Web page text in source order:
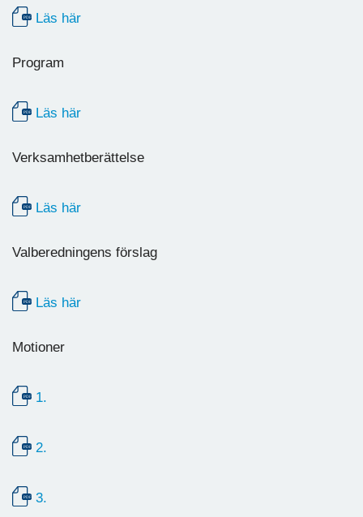
Läs här
Program
Läs här
Verksamhetberättelse
Läs här
Valberedningens förslag
Läs här
Motioner
1.
2.
3.